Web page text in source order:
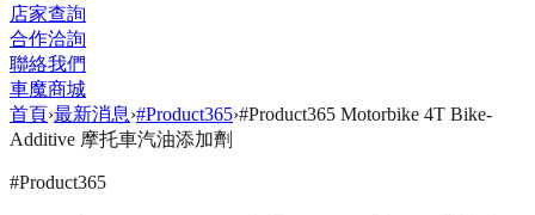
店家查詢
合作洽詢
聯絡我們
車魔商城
首頁›最新消息›#Product365›#Product365 Motorbike 4T Bike-
Additive 摩托車汽油添加劑
#Product365